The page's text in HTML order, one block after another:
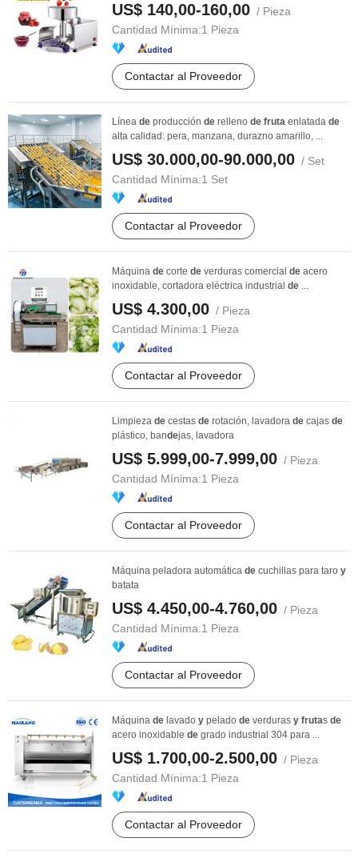
US$ 140,00-160,00 / Pieza
Cantidad Mínima:1 Pieza
Contactar al Proveedor
Línea de producción de relleno de fruta enlatada de
alta calidad: pera, manzana, durazno amarillo, ...
US$ 30.000,00-90.000,00 / Set
Cantidad Mínima:1 Set
Contactar al Proveedor
Máquina de corte de verduras comercial de acero
inoxidable, cortadora eléctrica industrial de ...
US$ 4.300,00 / Pieza
Cantidad Mínima:1 Pieza
Contactar al Proveedor
Limpieza de cestas de rotación, lavadora de cajas de
plástico, bandejas, lavadora
US$ 5.999,00-7.999,00 / Pieza
Cantidad Mínima:1 Pieza
Contactar al Proveedor
Máquina peladora automática de cuchillas para taro y
batata
US$ 4.450,00-4.760,00 / Pieza
Cantidad Mínima:1 Pieza
Contactar al Proveedor
Máquina de lavado y pelado de verduras y frutas de
acero inoxidable de grado industrial 304 para ...
US$ 1.700,00-2.500,00 / Pieza
Cantidad Mínima:1 Pieza
Contactar al Proveedor